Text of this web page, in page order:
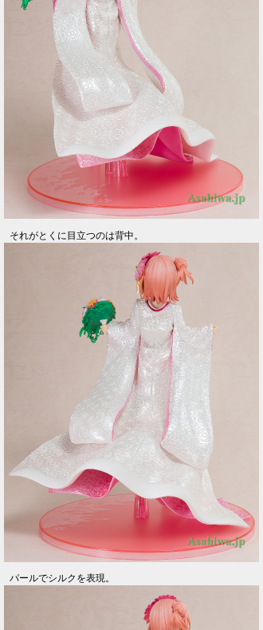
それがとくに目立つのは背中。
パールでシルクを表現。